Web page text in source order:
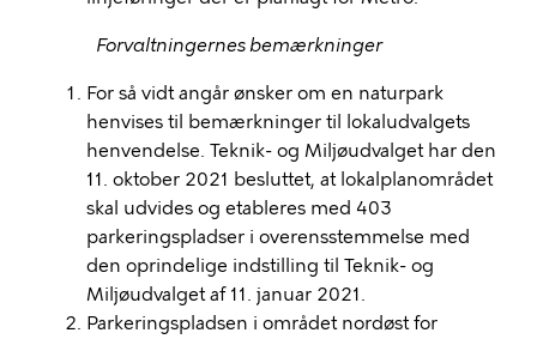
Forvaltningernes bemærkninger
For så vidt angår ønsker om en naturpark
henvises til bemærkninger til lokaludvalgets
henvendelse. Teknik- og Miljøudvalget har den
11. oktober 2021 besluttet, at lokalplanområdet
skal udvides og etableres med 403
parkeringspladser i overensstemmelse med
den oprindelige indstilling til Teknik- og
Miljøudvalget af 11. januar 2021.
Parkeringspladsen i området nordøst for